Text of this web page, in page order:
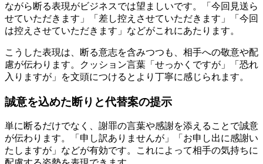
ながら断る表現がビジネスでは望ましいです。「今回見送ら
せていただきます」「差し控えさせていただきます」「今回
は控えさせていただきます」などがこれにあたります。
こうした表現は、断る意志を含みつつも、相手への敬意や配
慮が伝わります。クッション言葉「せっかくですが」「恐れ
入りますが」を文頭につけるとより丁寧に感じられます。
誠意を込めた断りと代替案の提示
単に断るだけでなく、謝罪の言葉や感謝を添えることで誠意
が伝わります。「申し訳ありませんが」「お申し出に感謝い
たしますが」などが有効です。これによって相手の気持ちに